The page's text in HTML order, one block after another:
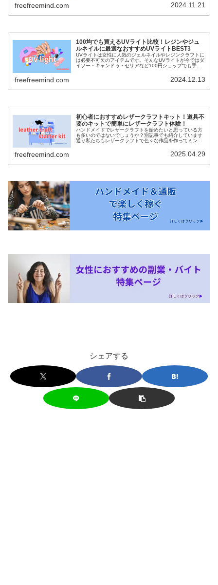
freefreemind.com 2024.11.21
100均でも買えるUVライト比較！レジンやジュ
ルネイルに最適なおすすめUVライトBEST3
UVライトは女性に人気のジェルネイルやレジンクラフトに
は必要不可欠のアイテムです。そんなUVライトが今ではダ
イソー・キャンドゥ・セリアなど100円ショップでも手...
freefreemind.com 2024.12.13
初心者におすすめレザークラフトキット！道具不
要のキットで簡単にレザークラフト体験！
ハンドメイドでレザークラフトを始めたいと思っている方
も多いのではないでしょうか？別記事でも紹介しています
通り私たちもレザークラフトで色々な作品を作ってミンネ
freefreemind.com 2025.04.29
シェアする